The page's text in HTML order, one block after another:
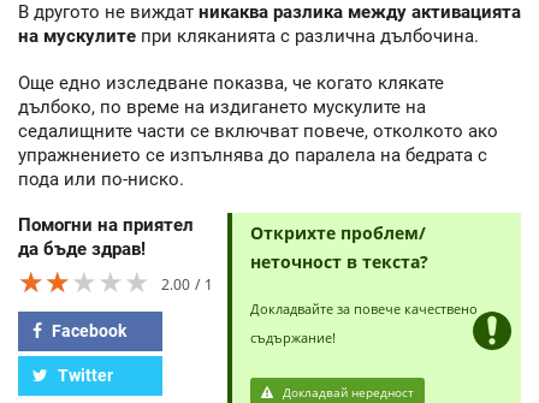
В другото не виждат никаква разлика между активацията
на мускулите при кляканията с различна дълбочина.
Още едно изследване показва, че когато клякате
дълбоко, по време на издигането мускулите на
седалищните части се включват повече, отколкото ако
упражнението се изпълнява до паралела на бедрата с
пода или по-ниско.
Помогни на приятел
да бъде здрав!
★★★★★
★★★★★
★★★★★ 2.00 1
Facebook
Twitter
Открихте проблем/
неточност в текста?
Докладвайте за повече качествено
съдържание!
Докладвай нередност